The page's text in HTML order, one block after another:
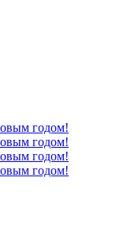
годом!
годом!
годом!
годом!